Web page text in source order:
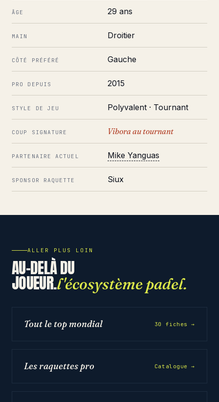
ÂGE 29 ans
MAIN Droitier
CÔTÉ PRÉFÉRÉ Gauche
PRO DEPUIS 2015
STYLE DE JEU Polyvalent · Tournant
COUP SIGNATURE Vibora au tournant
PARTENAIRE ACTUEL Mike Yanguas
SPONSOR RAQUETTE Siux
ALLER PLUS LOIN
AU-DELÀ DU
JOUEUR.l'écosystème padel.
Tout le top mondial 30 fiches →
Les raquettes pro Catalogue →